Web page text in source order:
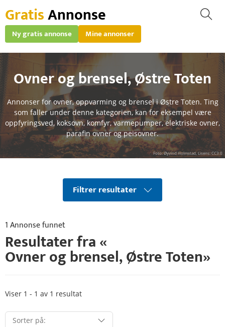
GratisAnnonse
Ny gratis annonse Mine annonser
Ovner og brensel,Østre Toten
Annonser for ovner, oppvarming og brensel i Østre Toten. Ting
som faller under denne kategorien, kan for eksempel være
oppfyringsved, koksovn, komfyr, varmepumper, elektriske ovner,
parafin ovner og peisovner.
Foto: Øyvind Holmstad, Lisens: CC3.0
Filtrer resultater
1 Annonse funnet
Resultater fra «
Ovner og brensel,Østre Toten»
Viser 1 - 1 av 1 resultat